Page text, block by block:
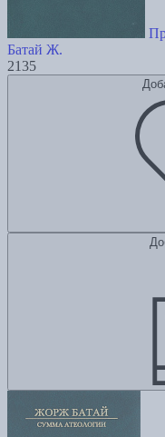
Батай Ж.
2135